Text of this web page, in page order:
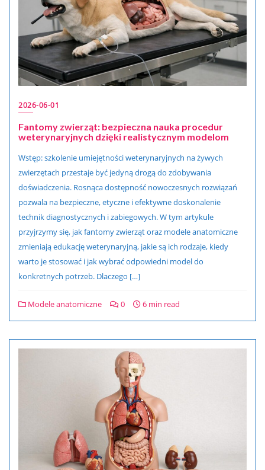
2026-06-01
Fantomy zwierząt: bezpieczna nauka procedur
weterynaryjnych dzięki realistycznym modelom
Wstęp: szkolenie umiejętności weterynaryjnych na żywych
zwierzętach przestaje być jedyną drogą do zdobywania
doświadczenia. Rosnąca dostępność nowoczesnych rozwiązań
pozwala na bezpieczne, etyczne i efektywne doskonalenie
technik diagnostycznych i zabiegowych. W tym artykule
przyjrzymy się, jak fantomy zwierząt oraz modele anatomiczne
zmieniają edukację weterynaryjną, jakie są ich rodzaje, kiedy
warto je stosować i jak wybrać odpowiedni model do
konkretnych potrzeb. Dlaczego […]
Modele anatomiczne 0 6 min read